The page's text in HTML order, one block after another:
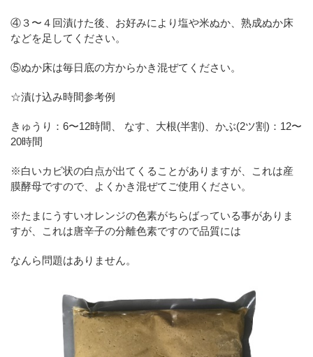
④３〜４回漬けた後、お好みにより塩や米ぬか、熟成ぬか床
などを足してください。
⑤ぬか床は毎日底の方からかき混ぜてください。
☆漬け込み時間参考例
きゅうり：6〜12時間、 なす、大根(半割)、かぶ(2ツ割)：12〜
20時間
※白いカビ状の白点が出てくることがありますが、これは産
膜酵母ですので、よくかき混ぜてご使用ください。
※たまにうすいオレンジの色素がちらばっている事がありま
すが、これは唐辛子の分離色素ですので品質には
なんら問題はありません。